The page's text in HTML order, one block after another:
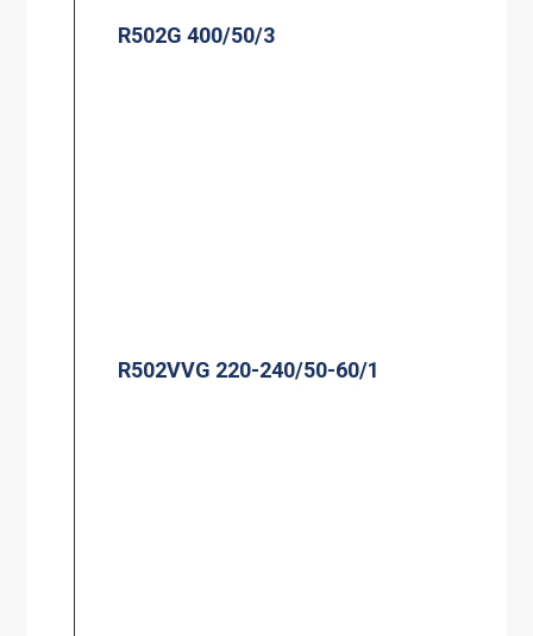
R502G 400/50/3
R502VVG 220-240/50-60/1